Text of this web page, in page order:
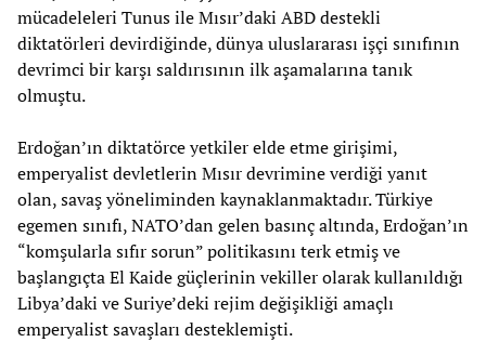
mücadeleleri Tunus ile Mısır’daki ABD destekli
diktatörleri devirdiğinde, dünya uluslararası işçi sınıfının
devrimci bir karşı saldırısının ilk aşamalarına tanık
olmuştu.
Erdoğan’ın diktatörce yetkiler elde etme girişimi,
emperyalist devletlerin Mısır devrimine verdiği yanıt
olan, savaş yöneliminden kaynaklanmaktadır. Türkiye
egemen sınıfı, NATO’dan gelen basınç altında, Erdoğan’ın
“komşularla sıfır sorun” politikasını terk etmiş ve
başlangıçta El Kaide güçlerinin vekiller olarak kullanıldığı
Libya’daki ve Suriye’deki rejim değişikliği amaçlı
emperyalist savaşları desteklemişti.